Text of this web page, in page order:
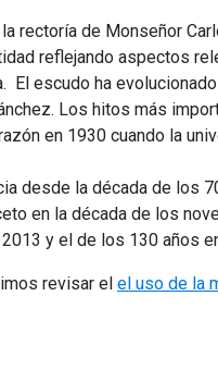
rectoría de Monseñor
reflejando aspectos
El escudo ha
Los hitos más
en 1930 cuando la
desde la década de los
en la década de los
y el de los 130 años
revisar el el uso de la